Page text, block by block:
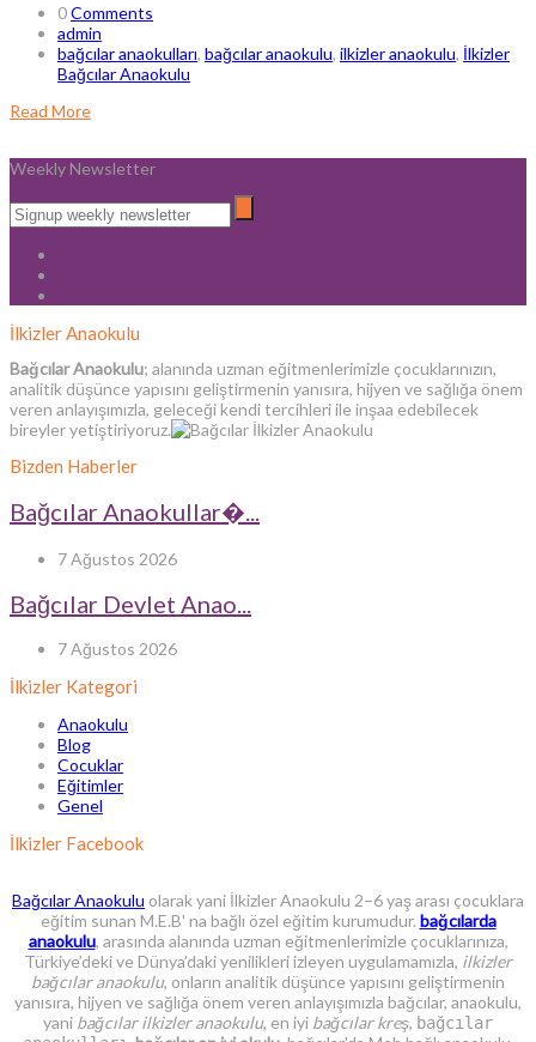
0Comments
admin
bağcılar anaokulları, bağcılar anaokulu, ilkizler anaokulu, İlkizler
Bağcılar Anaokulu
Read More
Weekly Newsletter
İlkizler Anaokulu
Bağcılar Anaokulu; alanında uzman eğitmenlerimizle çocuklarınızın,
analitik düşünce yapısını geliştirmenin yanısıra, hijyen ve sağlığa önem
veren anlayışımızla, geleceği kendi tercihleri ile inşaa edebilecek
bireyler yetiştiriyoruz.
Bizden Haberler
Bağcılar Anaokullar�...
7 Ağustos 2026
Bağcılar Devlet Anao...
7 Ağustos 2026
İlkizler Kategori
Anaokulu
Blog
Cocuklar
Eğitimler
Genel
İlkizler Facebook
Bağcılar Anaokulu olarak yani İlkizler Anaokulu 2–6 yaş arası çocuklara
eğitim sunan M.E.B' na bağlı özel eğitim kurumudur. bağcılarda
anaokulu, arasında alanında uzman eğitmenlerimizle çocuklarınıza,
Türkiye’deki ve Dünya’daki yenilikleri izleyen uygulamamızla, ilkizler
bağcılar anaokulu, onların analitik düşünce yapısını geliştirmenin
yanısıra, hijyen ve sağlığa önem veren anlayışımızla bağcılar, anaokulu,
yani bağcılar ilkizler anaokulu, en iyi bağcılar kreş, bağcılar